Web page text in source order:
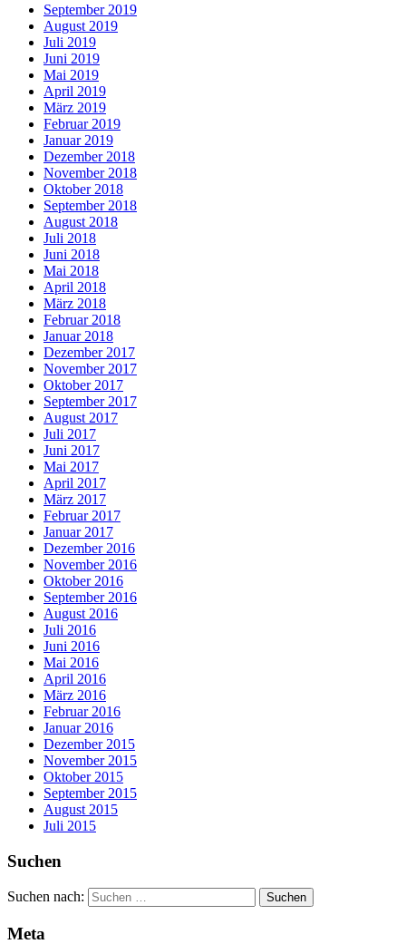
September 2019
August 2019
Juli 2019
Juni 2019
Mai 2019
April 2019
März 2019
Februar 2019
Januar 2019
Dezember 2018
November 2018
Oktober 2018
September 2018
August 2018
Juli 2018
Juni 2018
Mai 2018
April 2018
März 2018
Februar 2018
Januar 2018
Dezember 2017
November 2017
Oktober 2017
September 2017
August 2017
Juli 2017
Juni 2017
Mai 2017
April 2017
März 2017
Februar 2017
Januar 2017
Dezember 2016
November 2016
Oktober 2016
September 2016
August 2016
Juli 2016
Juni 2016
Mai 2016
April 2016
März 2016
Februar 2016
Januar 2016
Dezember 2015
November 2015
Oktober 2015
September 2015
August 2015
Juli 2015
Suchen
Suchen nach:
Meta